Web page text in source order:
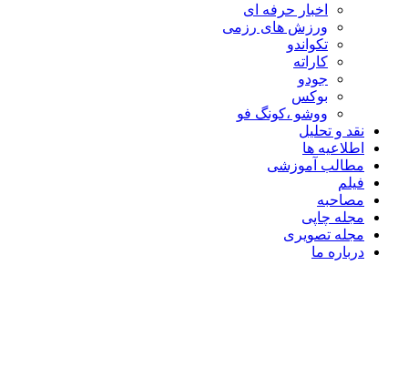
اخبار حرفه ای
ورزش های رزمی
تکواندو
کاراته
جودو
بوکس
ووشو ،کونگ فو
نقد و تحلیل
اطلاعیه ها
مطالب آموزشی
فیلم
مصاحبه
مجله چاپی
مجله تصویری
درباره ما